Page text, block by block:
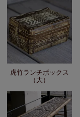
虎竹ランチボックス
（大）